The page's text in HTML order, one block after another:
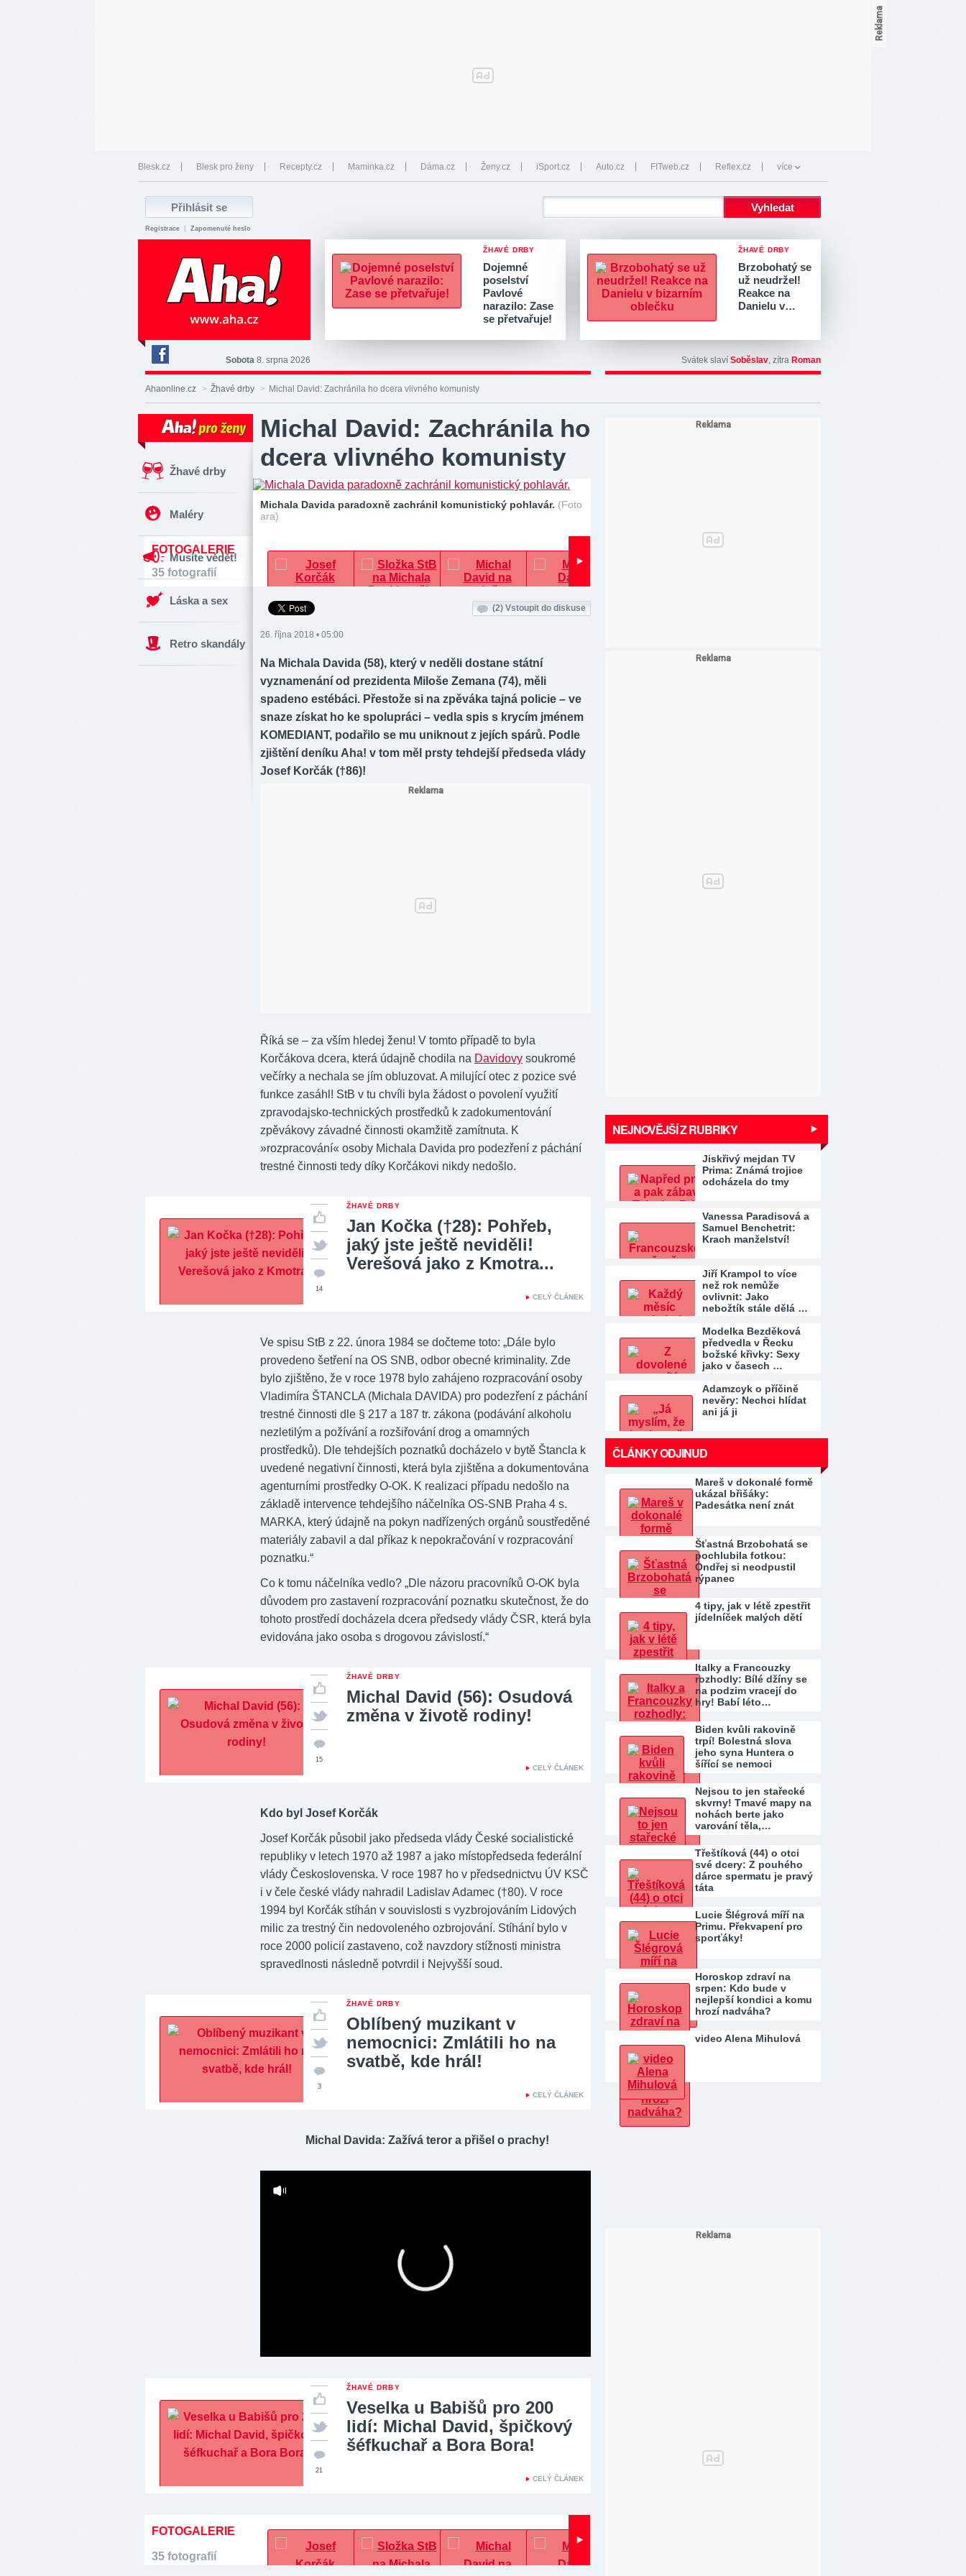
Blesk.cz Blesk pro ženy Recepty.cz Maminka.cz Dáma.cz Ženy.cz iSport.cz Auto.cz FITweb.cz Reflex.cz více
Registrace Zapomenuté heslo
ŽHAVÉ DRBY
Dojemné
poselství
Pavlové
narazilo: Zase
se přetvařuje!
ŽHAVÉ DRBY
Brzobohatý se
už neudržel!
Reakce na
Danielu v…
Deník
Aha!
na
Sobota 8. srpna 2026 Svátek slaví Soběslav, zítra Roman
Ahaonline.cz > Žhavé drby > Michal David: Zachránila ho dcera vlivného komunisty
Žhavé drby
Maléry
Musíte vědět!
Láska a sex
Retro skandály
Michal David: Zachránila ho
dcera vlivného komunisty
Michala Davida paradoxně zachránil komunistický pohlavár. (Foto
ara)
FOTOGALERIE
35 fotografií
(2) Vstoupit do diskuse
26. října 2018 • 05:00
Na Michala Davida (58), který v neděli dostane státní
vyznamenání od prezidenta Miloše Zemana (74), měli
spadeno estébáci. Přestože si na zpěváka tajná policie – ve
snaze získat ho ke spolupráci – vedla spis s krycím jménem
KOMEDIANT, podařilo se mu uniknout z jejích spárů. Podle
zjištění deníku Aha! v tom měl prsty tehdejší předseda vlády
Josef Korčák (†86)!
Říká se – za vším hledej ženu! V tomto případě to byla
Korčákova dcera, která údajně chodila na Davidovy soukromé
večírky a nechala se jím obluzovat. A milující otec z pozice své
funkce zasáhl! StB v tu chvíli byla žádost o povolení využití
zpravodajsko-technických prostředků k zadokumentování
zpěvákovy závadné činnosti okamžitě zamítnuta. K
»rozpracování« osoby Michala Davida pro podezření z páchání
trestné činnosti tedy díky Korčákovi nikdy nedošlo.
ŽHAVÉ DRBY
Jan Kočka (†28): Pohřeb,
jaký jste ještě neviděli!
Verešová jako z Kmotra...
CELÝ ČLÁNEK
14
Ve spisu StB z 22. února 1984 se dočteme toto: „Dále bylo
provedeno šetření na OS SNB, odbor obecné kriminality. Zde
bylo zjištěno, že v roce 1978 bylo zahájeno rozpracování osoby
Vladimíra ŠTANCLA (Michala DAVIDA) pro podezření z páchání
trestné činnosti dle § 217 a 187 tr. zákona (podávání alkoholu
nezletilým a požívání a rozšiřování drog a omamných
prostředků). Dle tehdejších poznatků docházelo v bytě Štancla k
uvedené negativní činnosti, která byla zjištěna a dokumentována
agenturními prostředky O-OK. K realizaci případu nedošlo na
základě intervence tehdejšího náčelníka OS-SNB Praha 4 s.
MARKA, který údajně na pokyn nadřízených orgánů soustředěné
materiály zabavil a dal příkaz k nepokračování v rozpracování
poznatku.“
Co k tomu náčelníka vedlo? „Dle názoru pracovníků O-OK byla
důvodem pro zastavení rozpracování poznatku skutečnost, že do
tohoto prostředí docházela dcera předsedy vlády ČSR, která byla
evidována jako osoba s drogovou závislostí.“
ŽHAVÉ DRBY
Michal David (56): Osudová
změna v životě rodiny!
CELÝ ČLÁNEK
15
Kdo byl Josef Korčák
Josef Korčák působil jako předseda vlády České socialistické
republiky v letech 1970 až 1987 a jako místopředseda federální
vlády Československa. V roce 1987 ho v předsednictvu ÚV KSČ
i v čele české vlády nahradil Ladislav Adamec (†80). V roce
1994 byl Korčák stíhán v souvislosti s vyzbrojováním Lidových
milic za trestný čin nedovoleného ozbrojování. Stíhání bylo v
roce 2000 policií zastaveno, což navzdory stížnosti ministra
spravedlnosti následně potvrdil i Nejvyšší soud.
ŽHAVÉ DRBY
Oblíbený muzikant v
nemocnici: Zmlátili ho na
svatbě, kde hrál!
CELÝ ČLÁNEK
3
Michal Davida: Zažívá teror a přišel o prachy!
ŽHAVÉ DRBY
Veselka u Babišů pro 200
lidí: Michal David, špičkový
šéfkuchař a Bora Bora!
CELÝ ČLÁNEK
21
FOTOGALERIE
35 fotografií
NEJNOVĚJŠÍ Z RUBRIKY
Jiskřivý mejdan TV
Prima: Známá trojice
odcházela do tmy
Vanessa Paradisová a
Samuel Benchetrit:
Krach manželství!
Jiří Krampol to více
než rok nemůže
ovlivnit: Jako
nebožtík stále dělá …
Modelka Bezděková
předvedla v Řecku
božské křivky: Sexy
jako v časech …
Adamzcyk o příčině
nevěry: Nechci hlídat
ani já ji
ČLÁNKY ODJINUD
Mareš v dokonalé formě
ukázal břišáky:
Padesátka není znát
Šťastná Brzobohatá se
pochlubila fotkou:
Ondřej si neodpustil
rýpanec
4 tipy, jak v létě zpestřit
jídelníček malých dětí
Italky a Francouzky
rozhodly: Bílé džíny se
na podzim vracejí do
hry! Babí léto…
Biden kvůli rakovině
trpí! Bolestná slova
jeho syna Huntera o
šířící se nemoci
Nejsou to jen stařecké
skvrny! Tmavé mapy na
nohách berte jako
varování těla,…
Třeštíková (44) o otci
své dcery: Z pouhého
dárce spermatu je pravý
táta
Lucie Šlégrová míří na
Primu. Překvapení pro
sporťáky!
Horoskop zdraví na
srpen: Kdo bude v
nejlepší kondici a komu
hrozí nadváha?
video Alena Mihulová